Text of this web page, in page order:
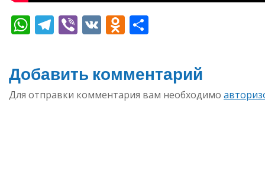
WhatsApp
Telegram
Viber
VK Odnoklassniki
Добавить комментарий
Для отправки комментария вам необходимо